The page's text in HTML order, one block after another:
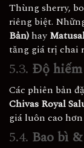
Thùng sherry,
riêng biệt.
Bản)hay
tăng giá trị chai
5.3. Độ
Các phiên bản
Chivas Royal
giá luôn cao
5.4. Bao bì